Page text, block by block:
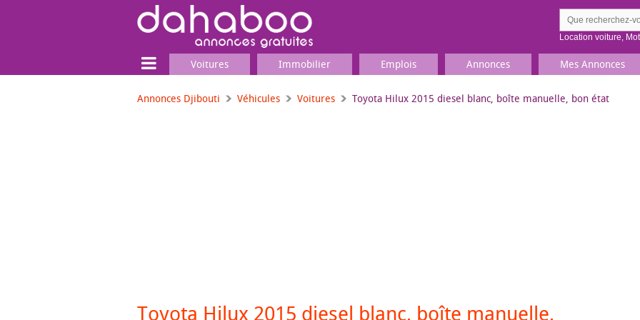
Location voiture,
Voitures Immobilier Emplois Annonces Mes Annonces
Annonces Djibouti Véhicules Voitures Toyota Hilux 2015 diesel blanc, boîte manuelle, bon état
Toyota Hilux 2015 diesel blanc, boîte manuelle,